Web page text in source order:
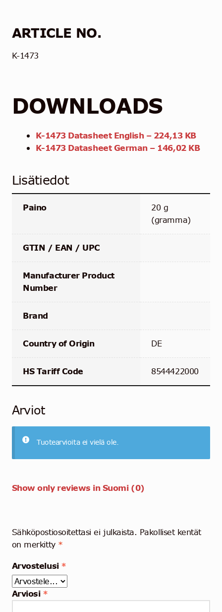
ARTICLE NO.
K-1473
DOWNLOADS
K-1473 Datasheet English – 224,13 KB
K-1473 Datasheet German – 146,02 KB
Lisätiedot
Paino
20 g
(gramma)
GTIN / EAN / UPC
Manufacturer Product
Number
Brand
Country of Origin DE
HS Tariff Code 8544422000
Arviot
Tuotearvioita ei vielä ole.
Show only reviews in Suomi (0)
Sähköpostiosoitettasi ei julkaista. Pakolliset kentät
on merkitty *
Arvostelusi *
Arviosi *